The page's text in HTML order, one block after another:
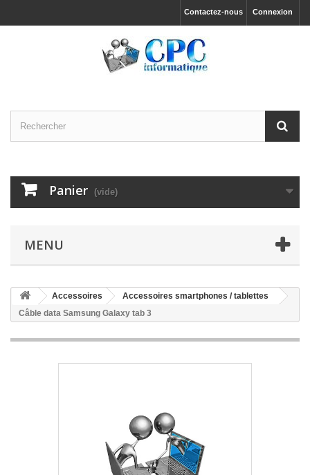
Connexion
Contactez-nous
Panier (vide)
MENU
Accessoires
Accessoires smartphones / tablettes
Câble data Samsung Galaxy tab 3